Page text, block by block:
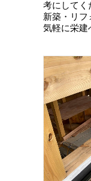
考にしてく
新築・リフ
気軽に栄建